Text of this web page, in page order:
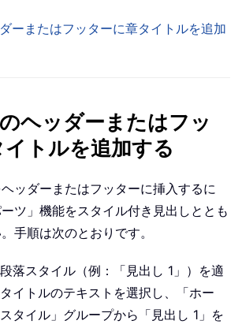
ーまたはフッターに章タイトルを追加
ヘッダーまたはフッ
トルを追加する
ッダーまたはフッターに挿入するに
ツ」機能をスタイル付き見出しととも
手順は次のとおりです。
落スタイル（例：「見出し 1」）を適
イトルのテキストを選択し、「ホー
タイル」グループから「見出し 1」を